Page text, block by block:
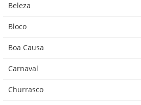
Beleza
Bloco
Boa Causa
Carnaval
Churrasco